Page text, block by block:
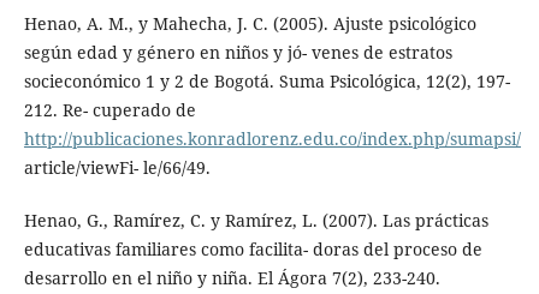
Henao, A. M., y Mahecha, J. C. (2005). Ajuste psicológico
según edad y género en niños y jó- venes de estratos
socieconómico 1 y 2 de Bogotá. Suma Psicológica, 12(2), 197-
212. Re- cuperado de
http://publicaciones.konradlorenz.edu.co/index.php/sumapsi/
article/viewFi- le/66/49.
Henao, G., Ramírez, C. y Ramírez, L. (2007). Las prácticas
educativas familiares como facilita- doras del proceso de
desarrollo en el niño y niña. El Ágora 7(2), 233-240.